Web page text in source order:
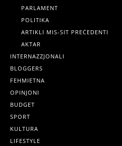
PARLAMENT
POLITIKA
ARTIKLI MIS-SIT PREĊEDENTI
AKTAR
INTERNAZZJONALI
BLOGGERS
FEHMIETNA
OPINJONI
BUDGET
SPORT
KULTURA
LIFESTYLE